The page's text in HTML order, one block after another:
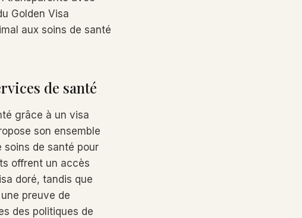
Golden Visa
aux soins de santé
de santé
grâce à un visa
son ensemble
soins de santé pour
offrent un accès
doré, tandis que
preuve de
des politiques de